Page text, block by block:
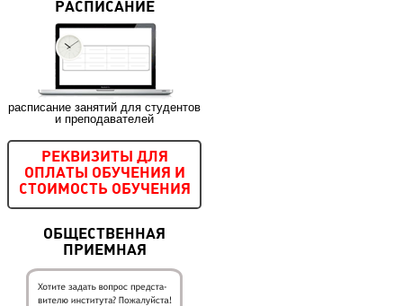
РАСПИСАНИЕ
расписание занятий для студентов
и преподавателей
РЕКВИЗИТЫ ДЛЯ
ОПЛАТЫ ОБУЧЕНИЯ И
СТОИМОСТЬ ОБУЧЕНИЯ
ОБЩЕСТВЕННАЯ
ПРИЕМНАЯ